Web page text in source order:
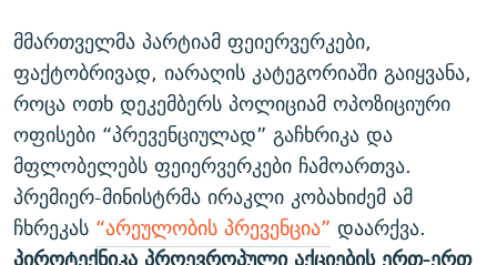
მმართველმა პარტიამ ფეიერვერკები,
ფაქტობრივად, იარაღის კატეგორიაში გაიყვანა,
როცა ოთხ დეკემბერს პოლიციამ ოპოზიციური
ოფისები “პრევენციულად” გაჩხრიკა და
მფლობელებს ფეიერვერკები ჩამოართვა.
პრემიერ-მინისტრმა ირაკლი კობახიძემ ამ
ჩხრეკას “არეულობის პრევენცია” დაარქვა.